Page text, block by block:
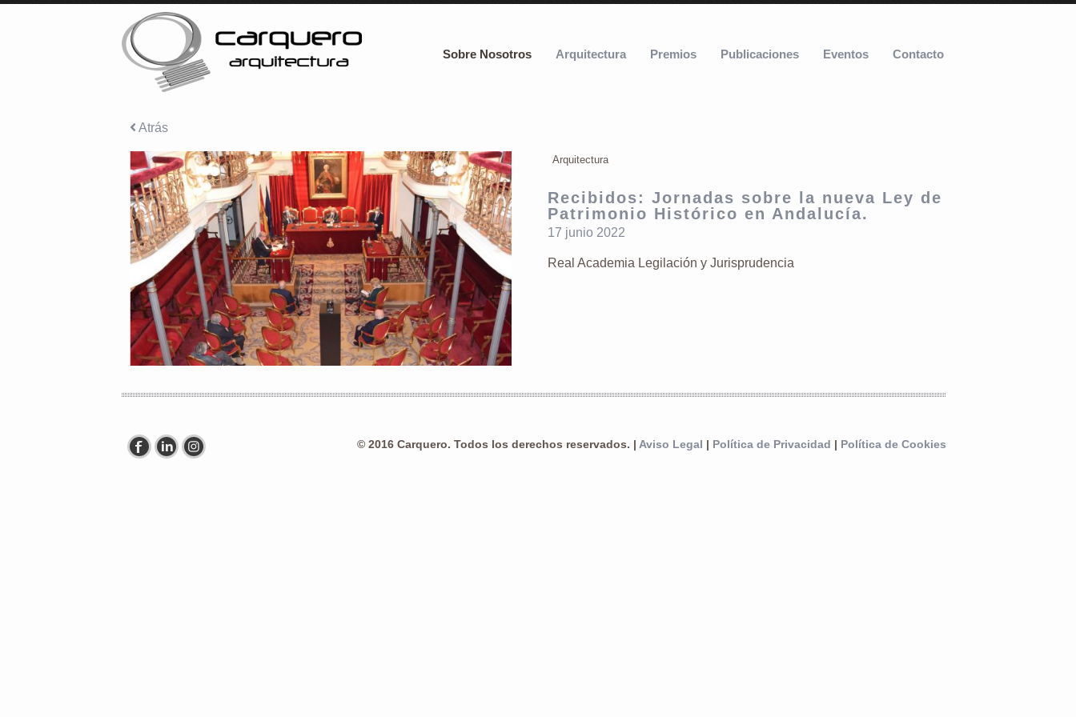
Sobre Nosotros Arquitectura Premios Publicaciones Eventos Contacto
Atrás
Arquitectura
Recibidos: Jornadas sobre la nueva Ley de
Patrimonio Histórico en Andalucía.
17 junio 2022
Real Academia Legilación y Jurisprudencia
© 2016 Carquero. Todos los derechos reservados. | Aviso Legal | Política de Privacidad | Política de Cookies